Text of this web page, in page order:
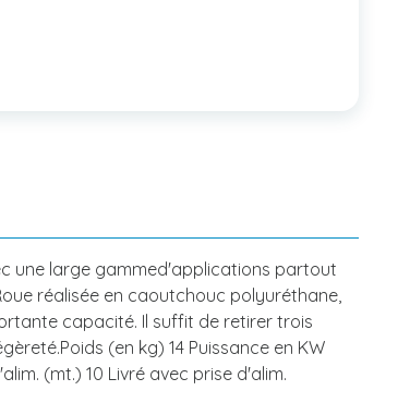
une large gammed'applications partout
réalisée en caoutchouc polyuréthane,
capacité. Il suffit de retirer trois
(en kg) 14 Puissance en KW
(mt.) 10 Livré avec prise d'alim.